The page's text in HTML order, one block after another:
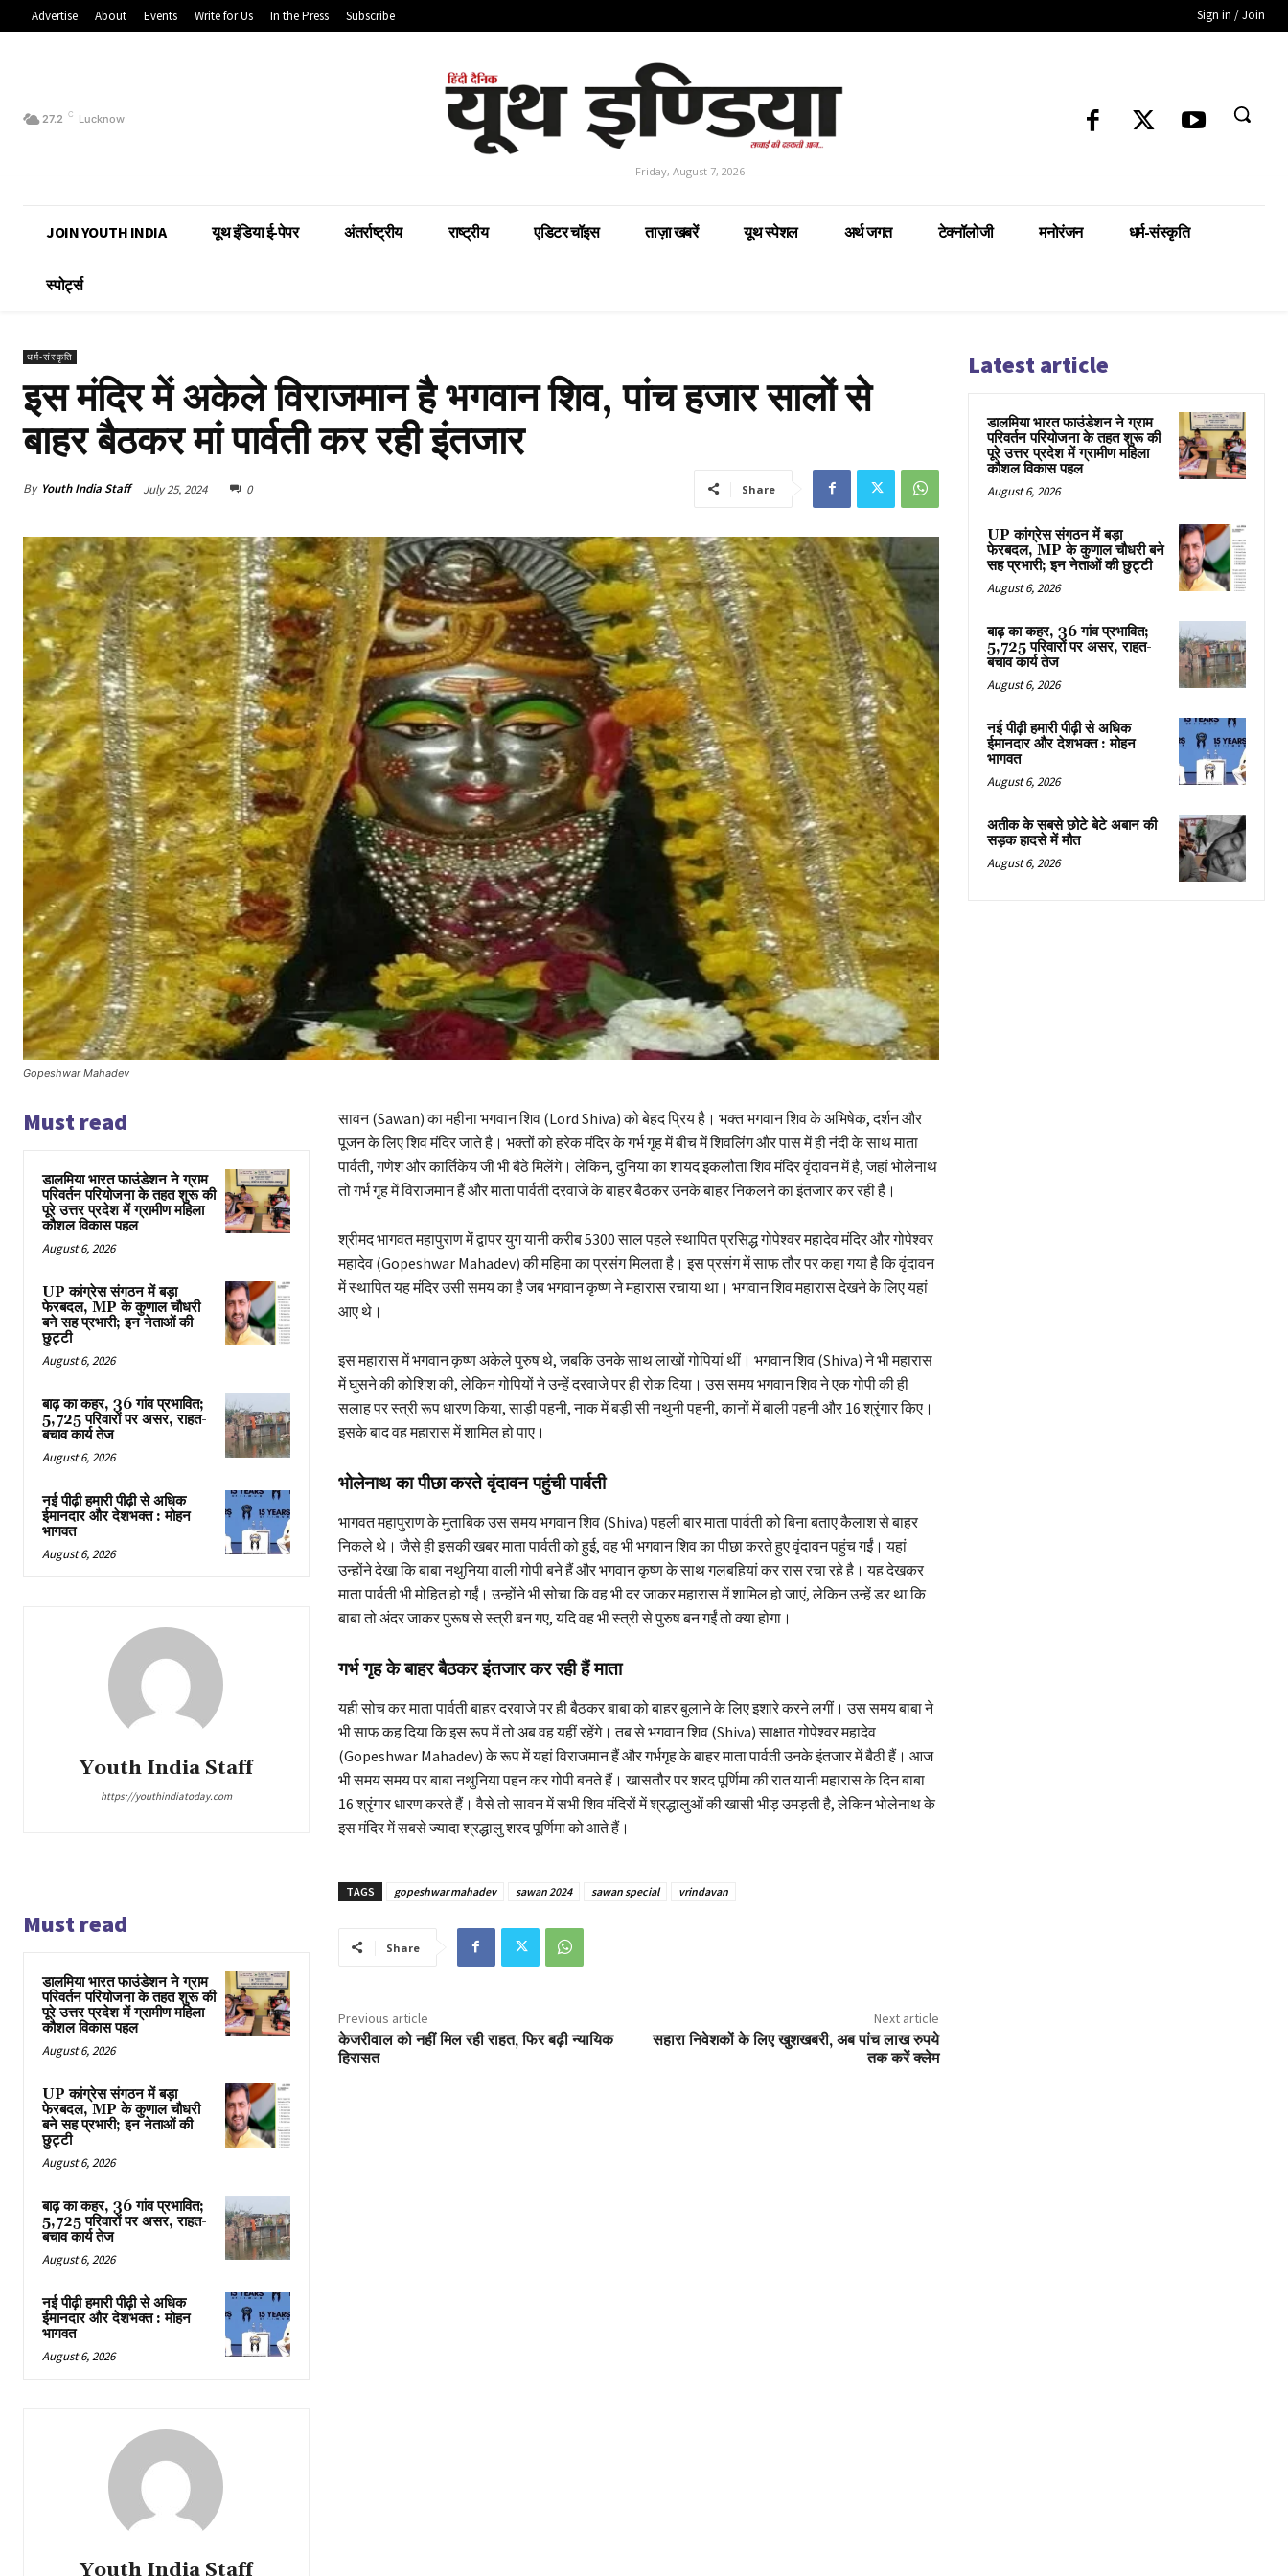
Advertise About Events Write for Us In the Press Subscribe Sign in / Join
27.2 C Lucknow
Friday, August 7, 2026
JOIN YOUTH INDIA यूथ इंडिया ई-पेपर अंतर्राष्ट्रीय राष्ट्रीय एडिटर चॉइस ताज़ा खबरें यूथ स्पेशल अर्थ जगत टेक्नॉलोजी मनोरंजन धर्म-संस्कृति
स्पोर्ट्स
धर्म-संस्कृति
इस मंदिर में अकेले विराजमान है भगवान शिव, पांच हजार सालों से
बाहर बैठकर मां पार्वती कर रही इंतजार
By Youth India Staff July 25, 2024 0 Share
Gopeshwar Mahadev
Must read
डालमिया भारत फाउंडेशन ने ग्राम
परिवर्तन परियोजना के तहत शुरू की
पूरे उत्तर प्रदेश में ग्रामीण महिला
कौशल विकास पहल
August 6, 2026
UP कांग्रेस संगठन में बड़ा
फेरबदल, MP के कुणाल चौधरी
बने सह प्रभारी; इन नेताओं की
छुट्टी
August 6, 2026
बाढ़ का कहर, 36 गांव प्रभावित;
5,725 परिवारों पर असर, राहत-
बचाव कार्य तेज
August 6, 2026
नई पीढ़ी हमारी पीढ़ी से अधिक
ईमानदार और देशभक्त : मोहन
भागवत
August 6, 2026
Youth India Staff
https://youthindiatoday.com
सावन (Sawan) का महीना भगवान शिव (Lord Shiva) को बेहद प्रिय है। भक्त भगवान शिव के अभिषेक, दर्शन और
पूजन के लिए शिव मंदिर जाते है। भक्तों को हरेक मंदिर के गर्भ गृह में बीच में शिवलिंग और पास में ही नंदी के साथ माता
पार्वती, गणेश और कार्तिकेय जी भी बैठे मिलेंगे। लेकिन, दुनिया का शायद इकलौता शिव मंदिर वृंदावन में है, जहां भोलेनाथ
तो गर्भ गृह में विराजमान हैं और माता पार्वती दरवाजे के बाहर बैठकर उनके बाहर निकलने का इंतजार कर रही हैं।
श्रीमद भागवत महापुराण में द्वापर युग यानी करीब 5300 साल पहले स्थापित प्रसिद्ध गोपेश्वर महादेव मंदिर और गोपेश्वर
महादेव (Gopeshwar Mahadev) की महिमा का प्रसंग मिलता है। इस प्रसंग में साफ तौर पर कहा गया है कि वृंदावन
में स्थापित यह मंदिर उसी समय का है जब भगवान कृष्ण ने महारास रचाया था। भगवान शिव महारास देखने के लिए यहां
आए थे।
इस महारास में भगवान कृष्ण अकेले पुरुष थे, जबकि उनके साथ लाखों गोपियां थीं। भगवान शिव (Shiva) ने भी महारास
में घुसने की कोशिश की, लेकिन गोपियों ने उन्हें दरवाजे पर ही रोक दिया। उस समय भगवान शिव ने एक गोपी की ही
सलाह पर स्त्री रूप धारण किया, साड़ी पहनी, नाक में बड़ी सी नथुनी पहनी, कानों में बाली पहनी और 16 श्रृंगार किए।
इसके बाद वह महारास में शामिल हो पाए।
भोलेनाथ का पीछा करते वृंदावन पहुंची पार्वती
भागवत महापुराण के मुताबिक उस समय भगवान शिव (Shiva) पहली बार माता पार्वती को बिना बताए कैलाश से बाहर
निकले थे। जैसे ही इसकी खबर माता पार्वती को हुई, वह भी भगवान शिव का पीछा करते हुए वृंदावन पहुंच गईं। यहां
उन्होंने देखा कि बाबा नथुनिया वाली गोपी बने हैं और भगवान कृष्ण के साथ गलबहियां कर रास रचा रहे है। यह देखकर
माता पार्वती भी मोहित हो गईं। उन्होंने भी सोचा कि वह भी दर जाकर महारास में शामिल हो जाएं, लेकिन उन्हें डर था कि
बाबा तो अंदर जाकर पुरूष से स्त्री बन गए, यदि वह भी स्त्री से पुरुष बन गईं तो क्या होगा।
गर्भ गृह के बाहर बैठकर इंतजार कर रही हैं माता
यही सोच कर माता पार्वती बाहर दरवाजे पर ही बैठकर बाबा को बाहर बुलाने के लिए इशारे करने लगीं। उस समय बाबा ने
भी साफ कह दिया कि इस रूप में तो अब वह यहीं रहेंगे। तब से भगवान शिव (Shiva) साक्षात गोपेश्वर महादेव
(Gopeshwar Mahadev) के रूप में यहां विराजमान हैं और गर्भगृह के बाहर माता पार्वती उनके इंतजार में बैठी हैं। आज
भी समय समय पर बाबा नथुनिया पहन कर गोपी बनते हैं। खासतौर पर शरद पूर्णिमा की रात यानी महारास के दिन बाबा
16 श्रृंगार धारण करते हैं। वैसे तो सावन में सभी शिव मंदिरों में श्रद्धालुओं की खासी भीड़ उमड़ती है, लेकिन भोलेनाथ के
इस मंदिर में सबसे ज्यादा श्रद्धालु शरद पूर्णिमा को आते हैं।
TAGS gopeshwar mahadev sawan 2024 sawan special vrindavan
Must read
डालमिया भारत फाउंडेशन ने ग्राम
परिवर्तन परियोजना के तहत शुरू की
पूरे उत्तर प्रदेश में ग्रामीण महिला
कौशल विकास पहल
August 6, 2026
UP कांग्रेस संगठन में बड़ा
फेरबदल, MP के कुणाल चौधरी
बने सह प्रभारी; इन नेताओं की
छुट्टी
August 6, 2026
बाढ़ का कहर, 36 गांव प्रभावित;
5,725 परिवारों पर असर, राहत-
बचाव कार्य तेज
August 6, 2026
नई पीढ़ी हमारी पीढ़ी से अधिक
ईमानदार और देशभक्त : मोहन
भागवत
August 6, 2026
Youth India Staff
Share
Previous article
केजरीवाल को नहीं मिल रही राहत, फिर बढ़ी न्यायिक
हिरासत
Next article
सहारा निवेशकों के लिए खुशखबरी, अब पांच लाख रुपये
तक करें क्लेम
Latest article
डालमिया भारत फाउंडेशन ने ग्राम
परिवर्तन परियोजना के तहत शुरू की
पूरे उत्तर प्रदेश में ग्रामीण महिला
कौशल विकास पहल
August 6, 2026
UP कांग्रेस संगठन में बड़ा
फेरबदल, MP के कुणाल चौधरी बने
सह प्रभारी; इन नेताओं की छुट्टी
August 6, 2026
बाढ़ का कहर, 36 गांव प्रभावित;
5,725 परिवारों पर असर, राहत-
बचाव कार्य तेज
August 6, 2026
नई पीढ़ी हमारी पीढ़ी से अधिक
ईमानदार और देशभक्त : मोहन
भागवत
August 6, 2026
अतीक के सबसे छोटे बेटे अबान की
सड़क हादसे में मौत
August 6, 2026